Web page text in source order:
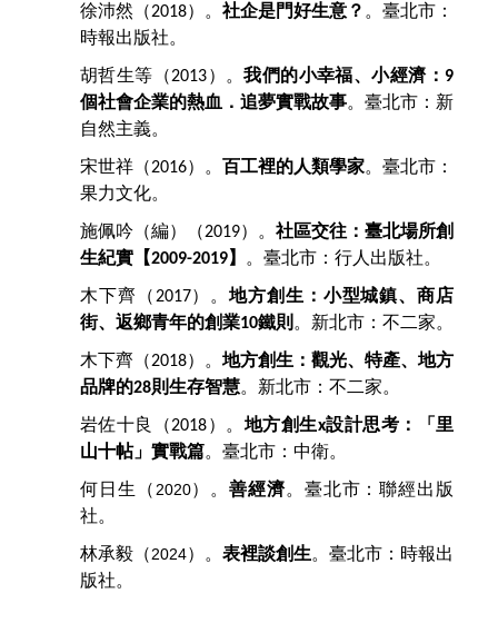
徐沛然（2018）。 社企是門好生意？ 。臺北市：
時報出版社。
胡哲生等（2013）。我們的小幸福、小經濟： 9
個社會企業的熱血．追夢實戰故事。臺北市：新
自然主義。
宋世祥（2016）。 百工裡的人類學家。臺北市：
果力文化。
施佩吟（編）（2019）。 社區交往：臺北場所創
生紀實【2009-2019】
。臺北市：行人出版社。
木下齊（2017）。地方創生：小型城鎮、商店
街、返鄉青年的創業10鐵則 。新北市：不二家。
木下齊（2018）。 地方創生：觀光、特產、地方
品牌的28則生存智慧。新北市：不二家。
岩佐十良（2018）。 地方創生x設計思考：「里
山十帖」實戰篇。臺北市：中衛。
何日生（ 2020）。善經濟。臺北市：聯經出版
社。
林承毅（2024）。 表裡談創生。臺北市：時報出
版社。